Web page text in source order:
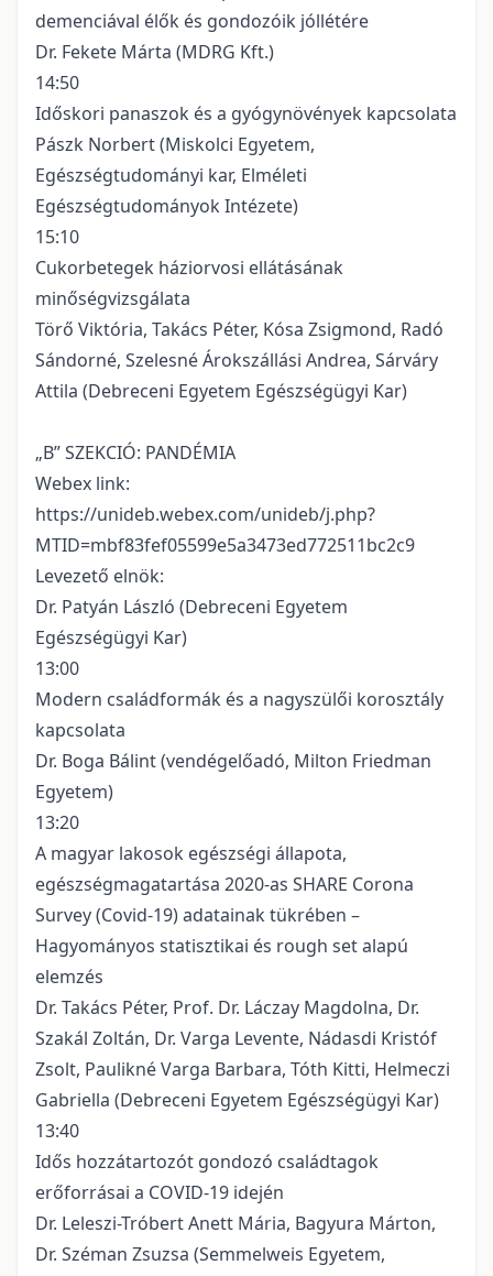
demenciával élők és gondozóik jóllétére
Dr. Fekete Márta (MDRG Kft.)
14:50
Időskori panaszok és a gyógynövények kapcsolata
Pászk Norbert (Miskolci Egyetem,
Egészségtudományi kar, Elméleti
Egészségtudományok Intézete)
15:10
Cukorbetegek háziorvosi ellátásának
minőségvizsgálata
Törő Viktória, Takács Péter, Kósa Zsigmond, Radó
Sándorné, Szelesné Árokszállási Andrea, Sárváry
Attila (Debreceni Egyetem Egészségügyi Kar)
„B” SZEKCIÓ: PANDÉMIA
Webex link:
https://unideb.webex.com/unideb/j.php?
MTID=mbf83fef05599e5a3473ed772511bc2c9
Levezető elnök:
Dr. Patyán László (Debreceni Egyetem
Egészségügyi Kar)
13:00
Modern családformák és a nagyszülői korosztály
kapcsolata
Dr. Boga Bálint (vendégelőadó, Milton Friedman
Egyetem)
13:20
A magyar lakosok egészségi állapota,
egészségmagatartása 2020-as SHARE Corona
Survey (Covid-19) adatainak tükrében –
Hagyományos statisztikai és rough set alapú
elemzés
Dr. Takács Péter, Prof. Dr. Láczay Magdolna, Dr.
Szakál Zoltán, Dr. Varga Levente, Nádasdi Kristóf
Zsolt, Paulikné Varga Barbara, Tóth Kitti, Helmeczi
Gabriella (Debreceni Egyetem Egészségügyi Kar)
13:40
Idős hozzátartozót gondozó családtagok
erőforrásai a COVID-19 idején
Dr. Leleszi-Tróbert Anett Mária, Bagyura Márton,
Dr. Széman Zsuzsa (Semmelweis Egyetem,